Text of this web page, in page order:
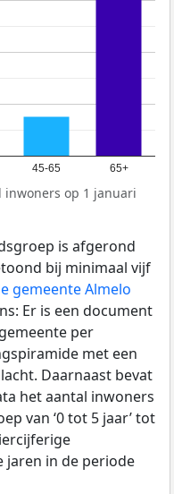
45-65 65+
inwoners op 1 januari
is afgerond
bij minimaal vijf
gemeente Almelo
Er is een document
per
met een
Daarnaast bevat
het aantal inwoners
van ‘0 tot 5 jaar’ tot
jaren in de periode